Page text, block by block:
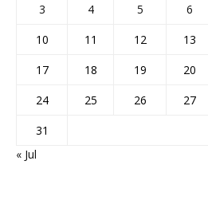
3
4 5 6
10
11 12 13
17
18 19 20
24
25 26 27
31
« Jul